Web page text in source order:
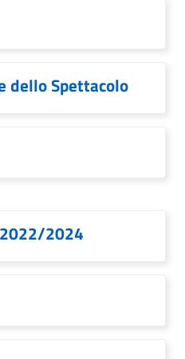
dello Spettacolo
2022/2024